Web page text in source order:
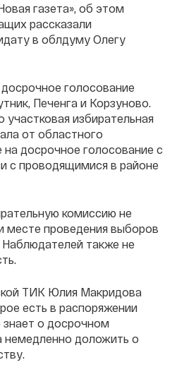
газета», об этом
рассказали
в облдуму Олегу
голосование
Печенга и Корзуново.
участковая избирательная
от областного
досрочное голосование с
с проводящимися в районе
комиссию не
месте проведения выборов
также не
ТИК Юлия Макридова
есть в распоряжении
знает о досрочном
немедленно доложить о